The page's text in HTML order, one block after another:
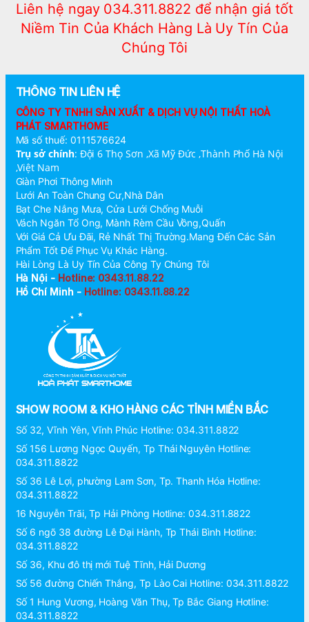
Liên hệ ngay 034.311.8822 để nhận giá tốt
Niềm Tin Của Khách Hàng Là Uy Tín Của
Chúng Tôi
THÔNG TIN LIÊN HỆ
CÔNG TY TNHH SẢN XUẤT & DỊCH VỤ NỘI THẤT HOÀ
PHÁT SMARTHOME
Mã số thuế: 0111576624
Trụ sở chính: Đội 6 Thọ Sơn ,Xã Mỹ Đức ,Thành Phố Hà Nội
,Việt Nam
Giàn Phơi Thông Minh
Lưới An Toàn Chung Cư,Nhà Dân
Bạt Che Nắng Mưa, Cửa Lưới Chống Muỗi
Vách Ngăn Tổ Ong, Mành Rèm Cầu Vồng,Quấn
Với Giá Cả Ưu Đãi, Rẻ Nhất Thị Trường.Mang Đến Các Sản
Phẩm Tốt Để Phục Vụ Khác Hàng.
Hài Lòng Là Uy Tín Của Công Ty Chúng Tôi
Hà Nội - Hotline: 0343.11.88.22
Hồ Chí Minh - Hotline: 0343.11.88.22
SHOW ROOM & KHO HÀNG CÁC TỈNH MIỀN BẮC
Số 32, Vĩnh Yên, Vĩnh Phúc Hotline: 034.311.8822
Số 156 Lương Ngọc Quyến, Tp Thái Nguyên Hotline:
034.311.8822
Số 36 Lê Lợi, phường Lam Sơn, Tp. Thanh Hóa Hotline:
034.311.8822
16 Nguyễn Trãi, Tp Hải Phòng Hotline: 034.311.8822
Số 6 ngõ 38 đường Lê Đại Hành, Tp Thái Bình Hotline:
034.311.8822
Số 36, Khu đô thị mới Tuệ Tĩnh, Hải Dương
Số 56 đường Chiến Thắng, Tp Lào Cai Hotline: 034.311.8822
Số 1 Hung Vương, Hoàng Văn Thụ, Tp Bắc Giang Hotline:
034.311.8822